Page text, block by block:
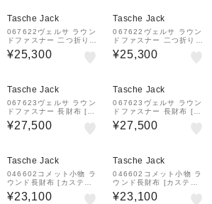
Tasche Jack
067622ヴェルサ ラウン
ドファスナー 二つ折り財
布 [カステルバジャック]
[CASTELBAJAC]
¥25,300
Tasche Jack
067622ヴェルサ ラウン
ドファスナー 二つ折り財
布 [カステルバジャック]
[CASTELBAJAC]
¥25,300
Tasche Jack
067623ヴェルサ ラウン
ドファスナー 長財布 [カ
ステルバジャック][CAS
TELBAJAC]
¥27,500
Tasche Jack
067623ヴェルサ ラウン
ドファスナー 長財布 [カ
ステルバジャック][CAS
TELBAJAC]
¥27,500
Tasche Jack
046602コメット小物 ラ
ウンド長財布 [カステル
バジャック][CASTELBA
JAC]
¥23,100
Tasche Jack
046602コメット小物 ラ
ウンド長財布 [カステル
バジャック][CASTELBA
JAC]
¥23,100